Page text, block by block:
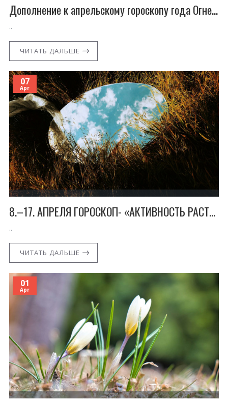
Дополнение к апрельскому гороскопу года Огненной Лошади для всех знаков зодиака!
..
ЧИТАТЬ ДАЛЬШЕ
07
Apr
8.–17. АПРЕЛЯ ГОРОСКОП- «АКТИВНОСТЬ РАСТЁТ В ТЕБЕ»
..
ЧИТАТЬ ДАЛЬШЕ
01
Apr